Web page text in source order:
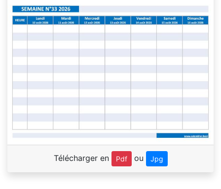
Télécharger en Pdf ou Jpg